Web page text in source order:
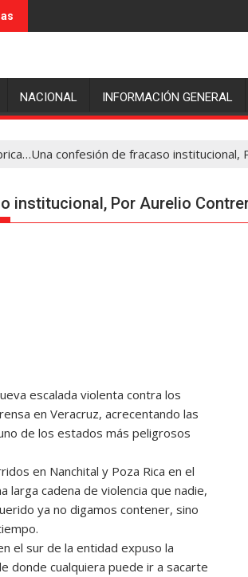
NACIONAL INFORMACIÓN GENERAL
confesión de fracaso institucional,
institucional, Por Aurelio
escalada violenta contra los
en Veracruz, acrecentando las
de los estados más peligrosos
en Nanchital y Poza Rica en el
cadena de violencia que nadie,
ya no digamos contener, sino
el sur de la entidad expuso la
donde cualquiera puede ir a sacarte